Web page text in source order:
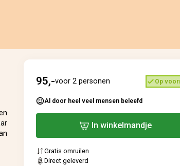
95,-voor 2 personen Op
Al door heel veel mensen beleefd
In winkelmandje
Gratis omruilen
Direct geleverd